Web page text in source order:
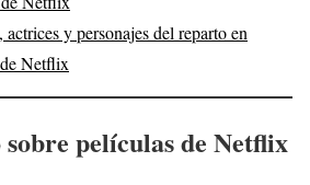
y personajes del reparto en
Netflix
películas de Netflix